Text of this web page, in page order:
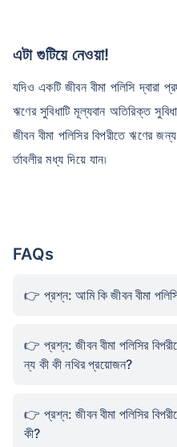
এটা গুটিয়ে নেওয়া!
যদিও একটি জীবন বীমা পলিসি দ্বারা
ঋণের সুবিধাটি মূল্যবান অতিরিক্ত
জীবন বীমা পলিসির বিপরীতে ঋণের
র্তাবলীর মধ্য দিয়ে যান৷
FAQs
প্রশ্ন: আমি কি জীবন বীমা
প্রশ্ন: জীবন বীমা পলিসির
ন্য কী কী নথির প্রয়োজন?
প্রশ্ন: জীবন বীমা পলিসির
কী?